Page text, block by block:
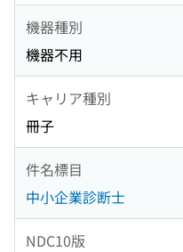
機器種別
機器不用
キャリア種別
冊子
件名標目
中小企業診断士
NDC10版